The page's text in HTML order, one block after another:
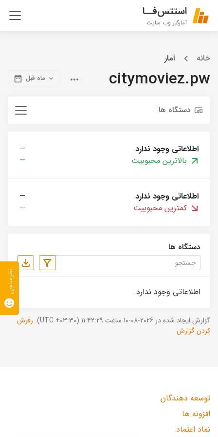
استتس‌فــا
آمارگیر وب سایت
خانه آمار
citymoviez.pw ماه قبل
دستگاه ها
اطلاعاتی وجود ندارد
—
بالاترین محبوبیت
—
اطلاعاتی وجود ندارد
—
کمترین محبوبیت
—
دستگاه ها
اطلاعاتی وجود ندارد.
گزارش ایجاد شده در 2026-08-10 ساعت 11:42:29 (UTC +03:30).
رفرش
کردن گزارش
توسعه دهندگان
افزونه ها
نماد اعتماد
نظرسنجی